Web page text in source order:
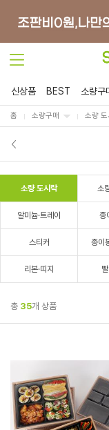
신상품 BEST 소량구
홈 소량구매 소량
소량 도시락 소
알미늄·트레이 종
스티커 종이
리본·띠지
총 35개 상품